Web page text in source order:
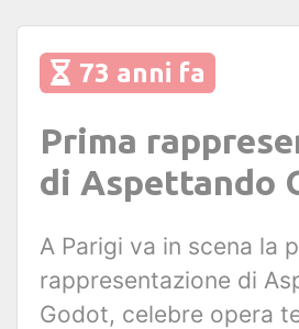
73 anni fa
Prima
di Aspettando
A Parigi va in scena la
rappresentazione di
Godot, celebre opera